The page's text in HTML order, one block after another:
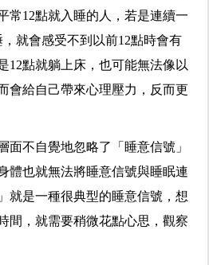
常12點就入睡的人，若是連續一
就會感受不到以前12點時會有
12點就躺上床，也可能無法像以
會給自己帶來心理壓力，反而更
面不自覺地忽略了「睡意信號」
體也就無法將睡意信號與睡眠連
就是一種很典型的睡意信號，想
間，就需要稍微花點心思，觀察